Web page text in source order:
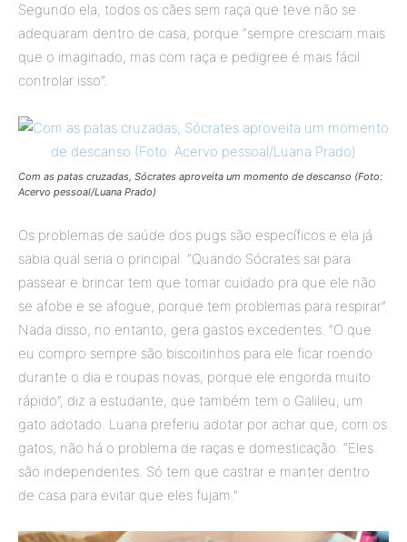
Segundo ela, todos os cães sem raça que teve não se
adequaram dentro de casa, porque “sempre cresciam mais
que o imaginado, mas com raça e pedigree é mais fácil
controlar isso”.
Com as patas cruzadas, Sócrates aproveita um momento de descanso (Foto:
Acervo pessoal/Luana Prado)
Os problemas de saúde dos pugs são específicos e ela já
sabia qual seria o principal: “Quando Sócrates sai para
passear e brincar tem que tomar cuidado pra que ele não
se afobe e se afogue, porque tem problemas para respirar”.
Nada disso, no entanto, gera gastos excedentes. “O que
eu compro sempre são biscoitinhos para ele ficar roendo
durante o dia e roupas novas, porque ele engorda muito
rápido”, diz a estudante, que também tem o Galileu, um
gato adotado. Luana preferiu adotar por achar que, com os
gatos, não há o problema de raças e domesticação. “Eles
são independentes. Só tem que castrar e manter dentro
de casa para evitar que eles fujam.”